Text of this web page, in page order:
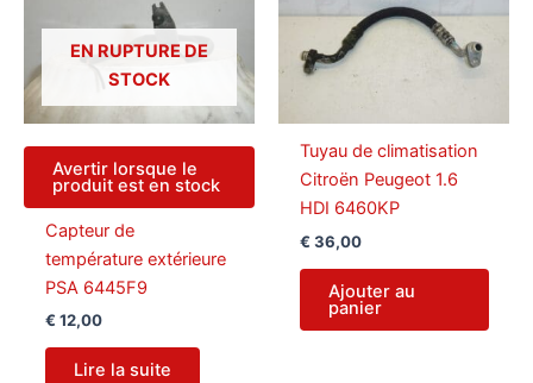
EN RUPTURE DE
STOCK
Avertir lorsque le
produit est en stock
Capteur de
température extérieure
PSA 6445F9
€ 12,00
Lire la suite
Tuyau de climatisation
Citroën Peugeot 1.6
HDI 6460KP
€ 36,00
Ajouter au
panier